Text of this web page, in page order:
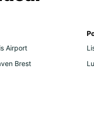
Airport
Brest